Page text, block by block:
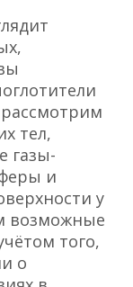
тел,
газы-
и
у
возможные
того,
о